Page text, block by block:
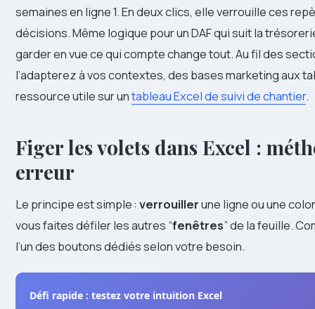
semaines en ligne 1. En deux clics, elle verrouille ces
décisions. Même logique pour un DAF qui suit la
garder en vue ce qui compte change tout. Au fil des
l’adapterez à vos contextes, des bases marketing aux
ressource utile sur untableau Excel de suivi de chantier.
Figer les volets dans Excel :
erreur
Le principe est simple : verrouillerune ligne ou une
vous faites défiler les autres “fenêtres” de la feuille.
l’un des boutons dédiés selon votre besoin.
Défi rapide : testez votre intuition Excel